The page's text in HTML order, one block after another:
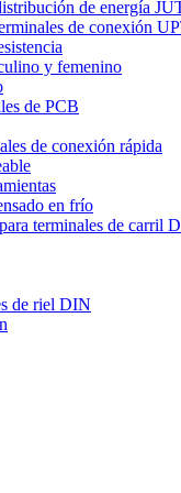
de energía
de conexión
y femenino
de PCB
de conexión rápida
en frío
terminales de carril
de riel DIN